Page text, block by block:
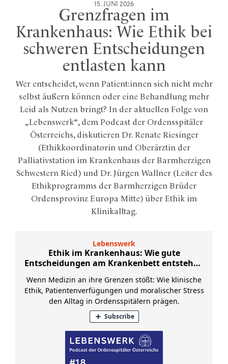
15. JUNI 2026
Grenzfragen im
Krankenhaus: Wie Ethik bei
schweren Entscheidungen
entlasten kann
Wer entscheidet, wenn Patient:innen sich nicht mehr
selbst äußern können oder eine Behandlung mehr
Leid als Nutzen bringt? In der aktuellen Folge von
„Lebenswerk“, dem Podcast der Ordensspitäler
Österreichs, diskutieren Dr. Renate Riesinger
(Ethikkoordinatorin und Oberärztin der
Palliativstation im Krankenhaus der Barmherzigen
Schwestern Ried) und Dr. Jürgen Wallner (Leiter des
Ethikprogramms der Barmherzigen Brüder
Ordensprovinz Europa Mitte) über Ethik im
Klinikalltag.